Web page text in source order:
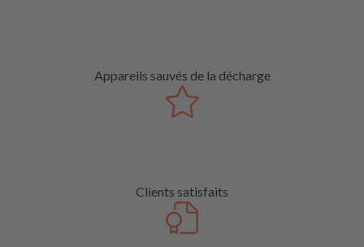
Appareils sauvés de la décharge
Clients satisfaits